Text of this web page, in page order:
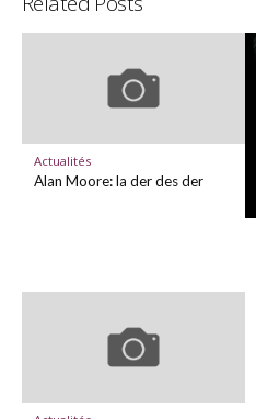
Actualités
Alan Moore: la der des der